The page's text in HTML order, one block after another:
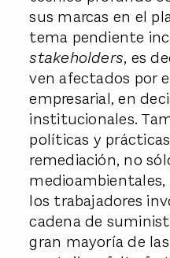
sus marcas en el
tema pendiente
stakeholders, es
ven afectados por
empresarial, en
institucionales.
políticas y
remediación, no
medioambientales,
los trabajadores
cadena de
gran mayoría de